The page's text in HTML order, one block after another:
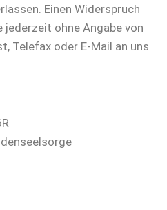
Einen Widerspruch
jederzeit ohne Angabe von
Telefax oder E-Mail an uns